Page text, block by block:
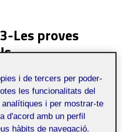
Les proves
13 novembre, 2022
Públic
i de tercers per poder-
les funcionalitats del
i per mostrar-te
d'acord amb un perfil
hàbits de navegació.